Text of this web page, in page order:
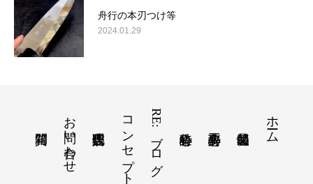
舟行の本刃つけ等
2024.01.29
ホーム
RE:ブログ
コンセプト
お問い合わせ